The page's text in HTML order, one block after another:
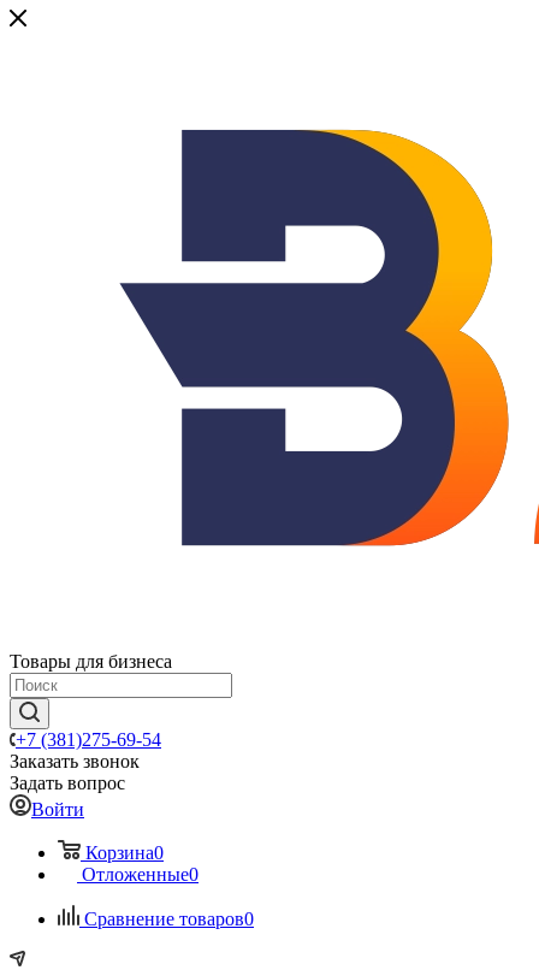
Товары для бизнеса
+7 (381)275-69-54
Заказать звонок
Задать вопрос
Войти
Корзина0
Отложенные0
Сравнение товаров0